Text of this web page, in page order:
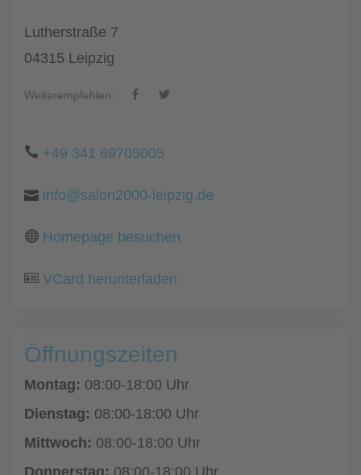
Lutherstraße 7
04315 Leipzig
Weiterempfehlen:
+49 341 69705005
info@salon2000-leipzig.de
Homepage besuchen
VCard herunterladen
Öffnungszeiten
Montag: 08:00-18:00 Uhr
Dienstag: 08:00-18:00 Uhr
Mittwoch: 08:00-18:00 Uhr
Donnerstag: 08:00-18:00 Uhr